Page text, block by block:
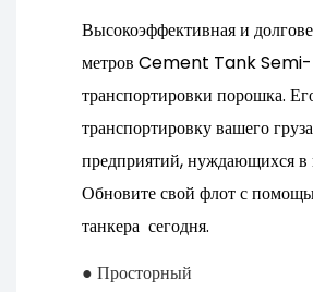
Высокоэффективная и
метров Cement Tank Semi-
транспортировки порошка.
транспортировку вашего
предприятий, нуждающихся
Обновите свой флот с
танкера сегодня.
● Просторный